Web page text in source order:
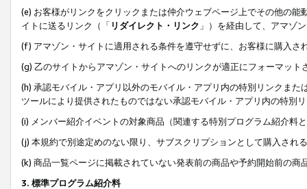
(e) お客様がリンクをクリックまたは仲介ウェブページ上でその他の
イトに送るリンク（「 リダイレクト・リンク 」）を経由して、アマゾ
(f) アマゾン・サイトに適用される条件を遵守せずに、お客様に購入さ
(g) 乙のサイトからアマゾン・サイトへのリンクが適正にフォーマッ
(h) 承認モバイル・アプリ以外のモバイル・アプリ内の特別リンクま
ツールにより提供されたものではない承認モバイル・アプリ内の特別
(i) メンバー紹介イベントの対象商品（関連する特別プログラム紹介料
(j) 本規約で別途定めのない限り、サブスクリプションとして購入され
(k) 商品一覧ページに掲載されていない発表前の商品や予約開始前の商
3. 標準プログラム紹介料